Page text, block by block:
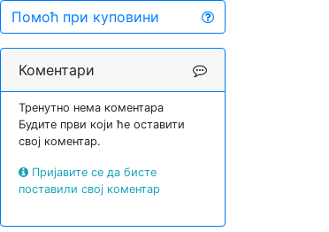
Помоћ при куповини
Коментари
Тренутно нема коментара
Будите први који ће оставити
свој коментар.
Пријавите се да бисте
поставили свој коментар